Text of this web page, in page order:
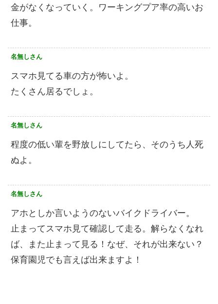
金がなくなっていく。ワーキングプア率の高いお
仕事。
名無しさん
スマホ見てる車の方が怖いよ。
たくさん居るでしょ。
名無しさん
程度の低い輩を野放しにしてたら、そのうち人死
ぬよ。
名無しさん
アホとしか言いようのないバイクドライバー。
止まってスマホ見て確認して走る。解らなくなれ
ば、また止まって見る！なぜ、それが出来ない？
保育園児でも言えば出来ますよ！